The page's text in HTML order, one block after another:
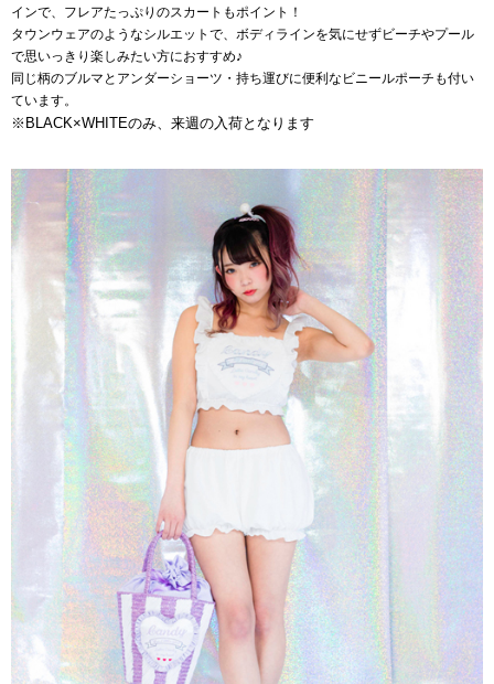
インで、フレアたっぷりのスカートもポイント！
タウンウェアのようなシルエットで、ボディラインを気にせずビーチやプール
で思いっきり楽しみたい方におすすめ♪
同じ柄のブルマとアンダーショーツ・持ち運びに便利なビニールポーチも付い
ています。
※BLACK×WHITEのみ、来週の入荷となります